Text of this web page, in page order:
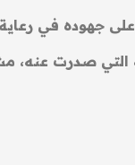
في رعاية
صدرت عنه،